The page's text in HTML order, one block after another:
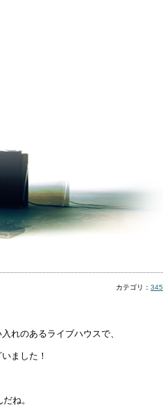
カテゴリ： 345
れのあるライブハウスで、
ました！
ね。